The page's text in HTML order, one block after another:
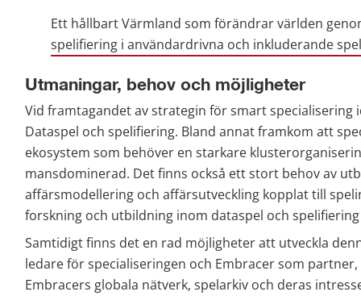
Ett hållbart Värmland som förändrar världen
spelifiering i användardrivna och inkluderande
Utmaningar, behov och möjligheter
Vid framtagandet av strategin för smart
Dataspel och spelifiering. Bland annat framkom att
ekosystem som behöver en starkare
mansdominerad. Det finns också ett stort behov av
affärsmodellering och affärsutveckling kopplat till
forskning och utbildning inom dataspel och
Samtidigt finns det en rad möjligheter att utveckla
ledare för specialiseringen och Embracer som
Embracers globala nätverk, spelarkiv och deras